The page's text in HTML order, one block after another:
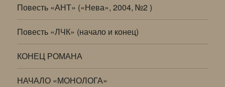
Повесть «АНТ» («Нева», 2004, №2 )
Повесть «ЛЧК» (начало и конец)
КОНЕЦ РОМАНА
НАЧАЛО «МОНОЛОГА»